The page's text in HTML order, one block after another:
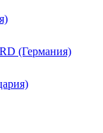
(Германия)